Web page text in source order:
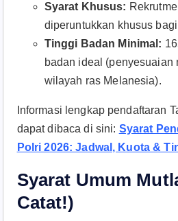
Syarat Khusus:
diperuntukkan khusus
Tinggi Badan Minimal:
badan ideal (penyesuaian
wilayah ras Melanesia).
Informasi lengkap pendaftaran
dapat dibaca di sini: Syarat
Polri 2026: Jadwal, Kuota &
Syarat Umum
Catat!)